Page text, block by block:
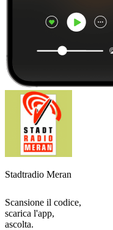
Stadtradio Meran
Scansione il codice,
scarica l'app,
ascolta.